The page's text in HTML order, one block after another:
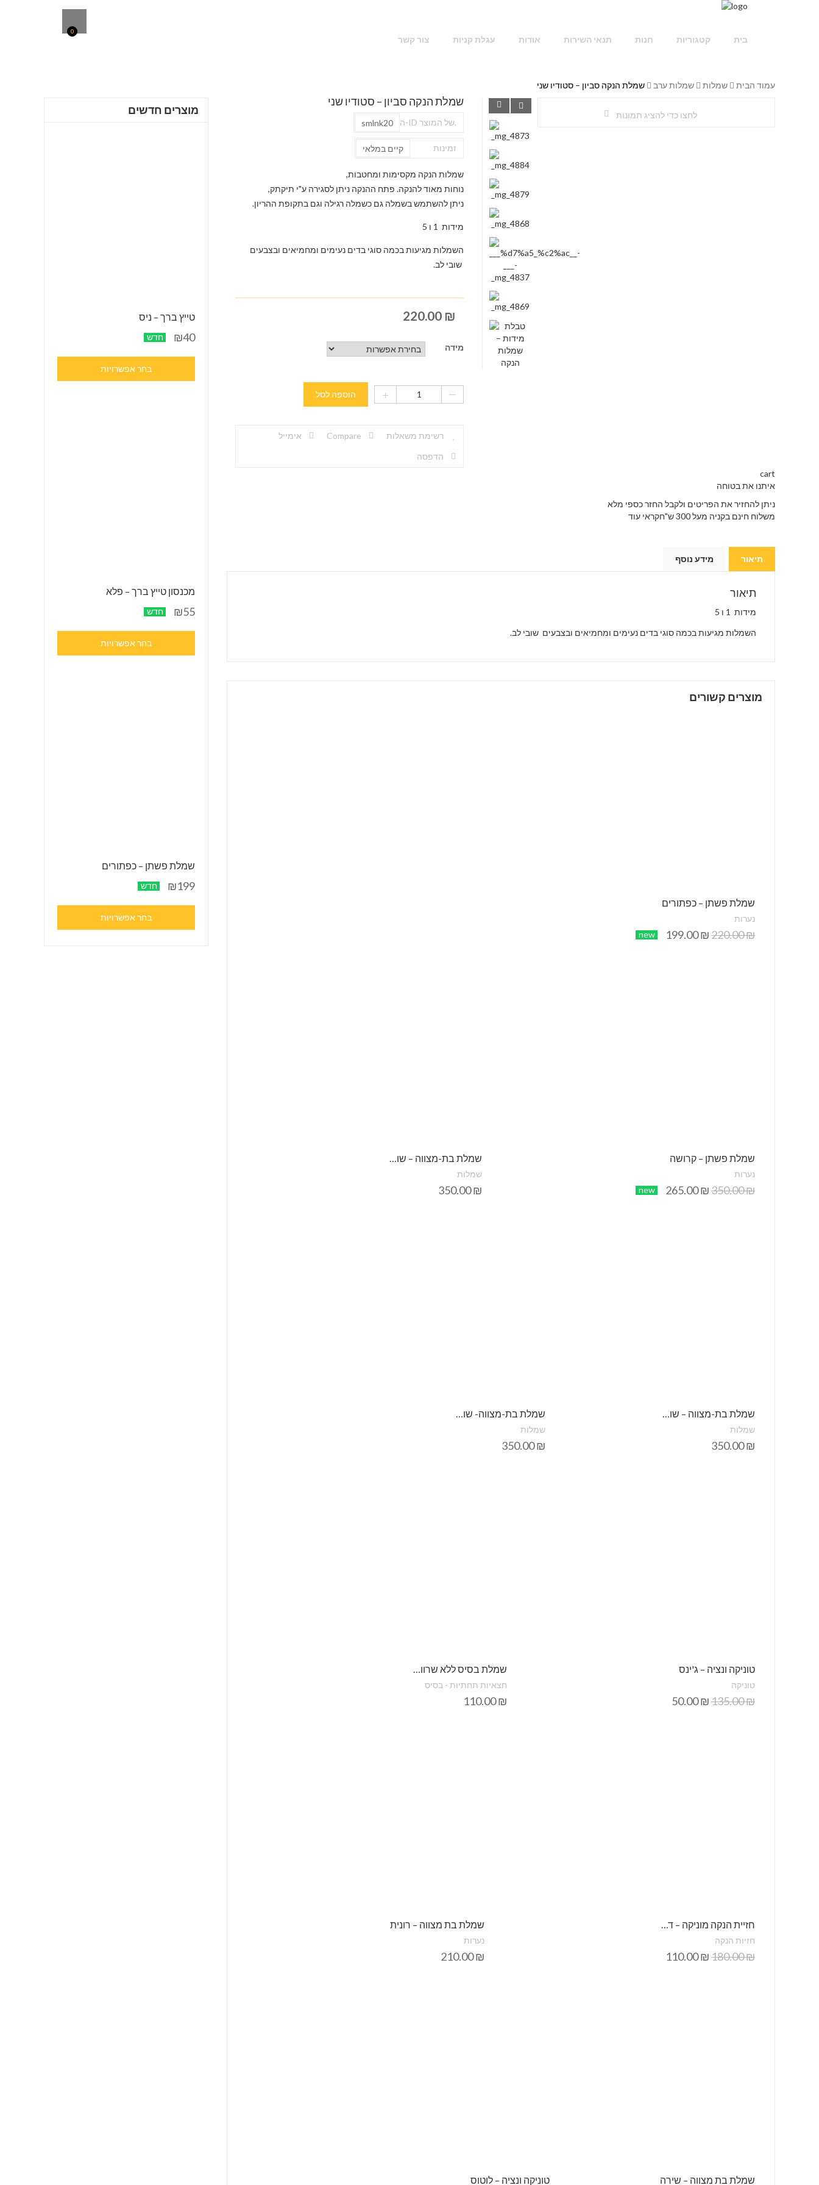
בית קטגוריות חנות תנאי השירות אודות עגלת קניות צור קשר
0
עמוד הבית שמלות שמלות ערב שמלת הנקה סביון – סטודיו שני
לחצו כדי להציג תמונות
שמלת הנקה סביון – סטודיו שני
ה-ID של המוצר. smlnk20
זמינות קיים במלאי
שמלות הנקה מקסימות ומחטבות,
נוחות מאוד להנקה. פתח ההנקה ניתן לסגירה ע"י תיקתק,
ניתן להשתמש בשמלה גם כשמלה רגילה וגם בתקופת ההריון.
מידות 1 ו 5
השמלות מגיעות בכמה סוגי בדים נעימים ומחמיאים ובצבעים
שובי לב.
220.00 ₪
מידה
הוספה לסל
רשימת משאלות Compare
אימייל
הדפסה
cart
איתנו את בטוחה
ניתן להחזיר את הפריטים ולקבל החזר כספי מלא
משלוח חינם בקניה מעל 300 ש"חקראי עוד
תיאור מידע נוסף
תיאור
מידות 1 ו 5
השמלות מגיעות בכמה סוגי בדים נעימים ומחמיאים ובצבעים שובי לב.
מוצרים קשורים
שמלת פשתן – כפתורים
נערות
220.00₪
199.00₪
new
שמלת פשתן – קרושה
נערות
350.00₪
265.00₪
new
שמלת בת-מצווה – שושבינות – הלל לבן
שמלות
350.00₪
שמלת בת-מצווה – שושבינות – הלל קרם
שמלות
350.00₪
שמלת בת-מצווה- שושבינות – הלל תחרה
שמלות
350.00₪
טוניקה ונציה – ג'ינס
טוניקה
135.00₪
50.00₪
שמלת בסיס ללא שרוול קומבניזון
חצאיות תחתיות - בסיס
110.00₪
חזיית הנקה מוניקה – דגם 100
חזיות הנקה
180.00₪
110.00₪
שמלת בת מצווה – רונית
נערות
210.00₪
שמלת בת מצווה – שירה טוניקה ונציה – לוטוס
מוצרים חדשים
טייץ ברך – ניס
₪40 חדש
בחר אפשרויות
מכנסון טייץ ברך – פלא
₪55 חדש
בחר אפשרויות
שמלת פשתן – כפתורים
₪199 חדש
בחר אפשרויות